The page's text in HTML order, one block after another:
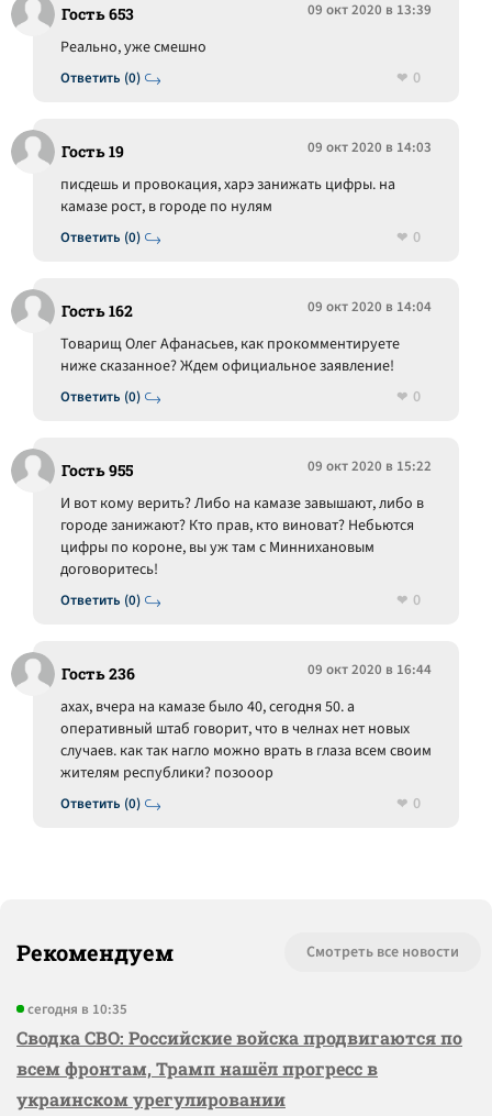
Гость 653 09 окт 2020 в 13:39
Ответить (0)
Реально, уже смешно
0
Гость 19 09 окт 2020 в 14:03
Ответить (0)
писдешь и провокация, харэ занижать цифры. на
камазе рост, в городе по нулям
0
Гость 162 09 окт 2020 в 14:04
Ответить (0)
Товарищ Олег Афанасьев, как прокомментируете
ниже сказанное? Ждем официальное заявление!
0
Гость 955 09 окт 2020 в 15:22
Ответить (0)
И вот кому верить? Либо на камазе завышают, либо в
городе занижают? Кто прав, кто виноват? Небьются
цифры по короне, вы уж там с Миннихановым
договоритесь!
0
Гость 236 09 окт 2020 в 16:44
Ответить (0)
ахах, вчера на камазе было 40, сегодня 50. а
оперативный штаб говорит, что в челнах нет новых
случаев. как так нагло можно врать в глаза всем своим
жителям республики? позооор
0
Рекомендуем Смотреть все новости
сегодня в 10:35
Сводка СВО: Российские войска продвигаются по
всем фронтам, Трамп нашёл прогресс в
украинском урегулировании